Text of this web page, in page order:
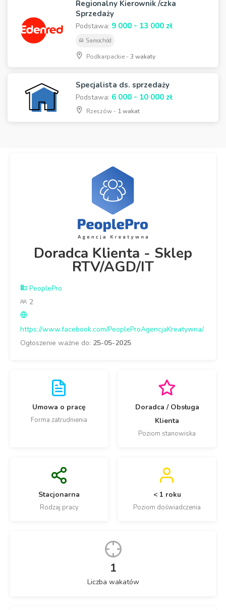
Regionalny Kierownik /czka
Sprzedaży
Podstawa: 9 000 - 13 000 zł
Samochód
Podkarpackie -3 wakaty
Specjalista ds. sprzedaży
Podstawa: 6 000 - 10 000 zł
Rzeszów - 1 wakat
Doradca Klienta - Sklep
RTV/AGD/IT
PeoplePro
2
https://www.facebook.com/PeopleProAgencjaKreatywna/
Ogłoszenie ważne do: 25-05-2025
Umowa o pracę
Forma zatrudnienia
Doradca / Obsługa
Klienta
Poziom stanowiska
Stacjonarna
Rodzaj pracy
< 1 roku
Poziom doświadczenia
1
Liczba wakatów